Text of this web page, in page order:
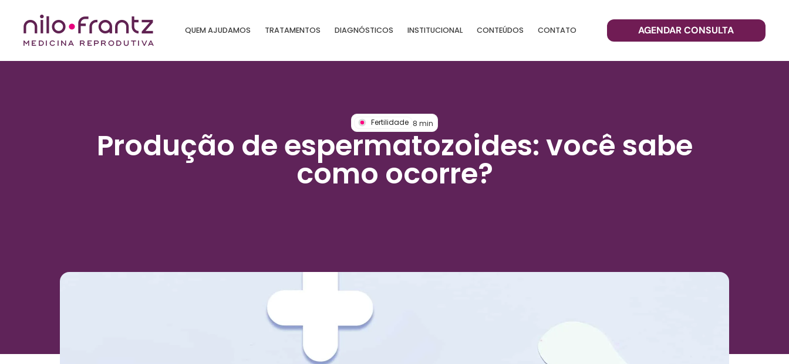
QUEM AJUDAMOS TRATAMENTOS DIAGNÓSTICOS INSTITUCIONAL CONTEÚDOS CONTATO AGENDAR CONSULTA
Fertilidade 8 min
Produção de espermatozoides: você sabe
como ocorre?